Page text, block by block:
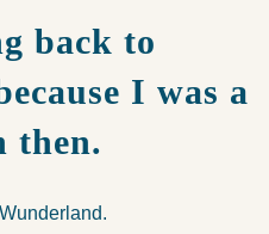
back to
I was a
then.